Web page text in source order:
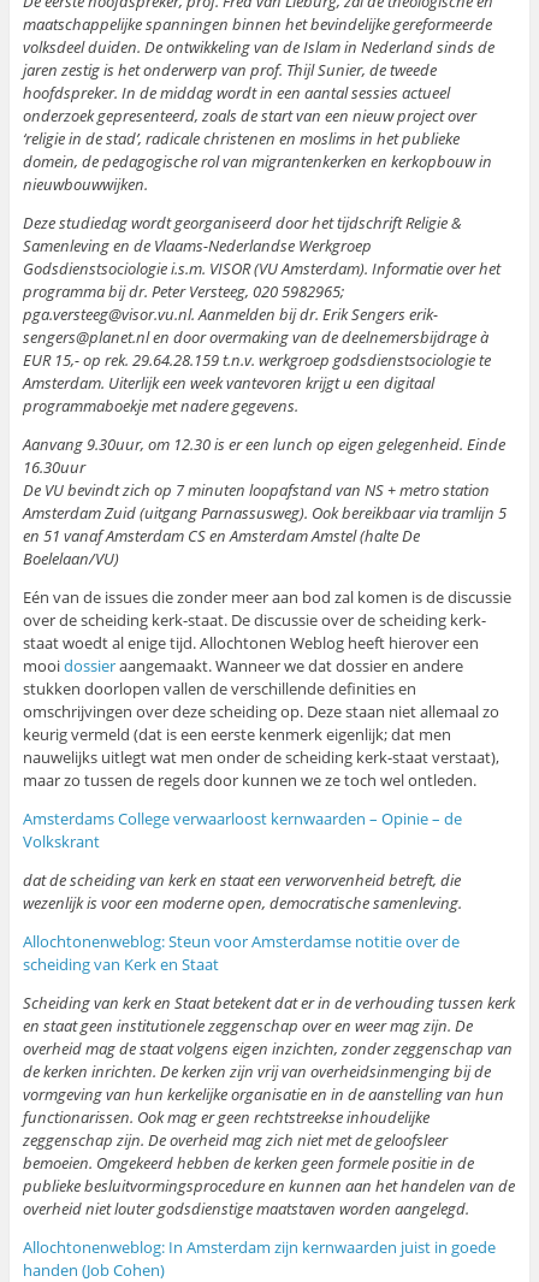
maatschappelijke spanningen binnen het bevindelijke gereformeerde
volksdeel duiden. De ontwikkeling van de Islam in Nederland sinds de
jaren zestig is het onderwerp van prof. Thijl Sunier, de tweede
hoofdspreker. In de middag wordt in een aantal sessies actueel
onderzoek gepresenteerd, zoals de start van een nieuw project over
‘religie in de stad’, radicale christenen en moslims in het publieke
domein, de pedagogische rol van migrantenkerken en kerkopbouw in
nieuwbouwwijken.
Deze studiedag wordt georganiseerd door het tijdschrift Religie &
Samenleving en de Vlaams-Nederlandse Werkgroep
Godsdienstsociologie i.s.m. VISOR (VU Amsterdam). Informatie over het
programma bij dr. Peter Versteeg, 020 5982965;
pga.versteeg@visor.vu.nl. Aanmelden bij dr. Erik Sengers erik-
sengers@planet.nl en door overmaking van de deelnemersbijdrage à
EUR 15,- op rek. 29.64.28.159 t.n.v. werkgroep godsdienstsociologie te
Amsterdam. Uiterlijk een week vantevoren krijgt u een digitaal
programmaboekje met nadere gegevens.
Aanvang 9.30uur, om 12.30 is er een lunch op eigen gelegenheid. Einde
16.30uur
De VU bevindt zich op 7 minuten loopafstand van NS + metro station
Amsterdam Zuid (uitgang Parnassusweg). Ook bereikbaar via tramlijn 5
en 51 vanaf Amsterdam CS en Amsterdam Amstel (halte De
Boelelaan/VU)
Eén van de issues die zonder meer aan bod zal komen is de discussie
over de scheiding kerk-staat. De discussie over de scheiding kerk-
staat woedt al enige tijd. Allochtonen Weblog heeft hierover een
mooidossieraangemaakt. Wanneer we dat dossier en andere
stukken doorlopen vallen de verschillende definities en
omschrijvingen over deze scheiding op. Deze staan niet allemaal zo
keurig vermeld (dat is een eerste kenmerk eigenlijk; dat men
nauwelijks uitlegt wat men onder de scheiding kerk-staat verstaat),
maar zo tussen de regels door kunnen we ze toch wel ontleden.
Amsterdams College verwaarloost kernwaarden – Opinie – de
Volkskrant
dat de scheiding van kerk en staat een verworvenheid betreft, die
wezenlijk is voor een moderne open, democratische samenleving.
Allochtonenweblog: Steun voor Amsterdamse notitie over de
scheiding van Kerk en Staat
Scheiding van kerk en Staat betekent dat er in de verhouding tussen kerk
en staat geen institutionele zeggenschap over en weer mag zijn. De
overheid mag de staat volgens eigen inzichten, zonder zeggenschap van
de kerken inrichten. De kerken zijn vrij van overheidsinmenging bij de
vormgeving van hun kerkelijke organisatie en in de aanstelling van hun
functionarissen. Ook mag er geen rechtstreekse inhoudelijke
zeggenschap zijn. De overheid mag zich niet met de geloofsleer
bemoeien. Omgekeerd hebben de kerken geen formele positie in de
publieke besluitvormingsprocedure en kunnen aan het handelen van de
overheid niet louter godsdienstige maatstaven worden aangelegd.
Allochtonenweblog: In Amsterdam zijn kernwaarden juist in goede
handen (Job Cohen)